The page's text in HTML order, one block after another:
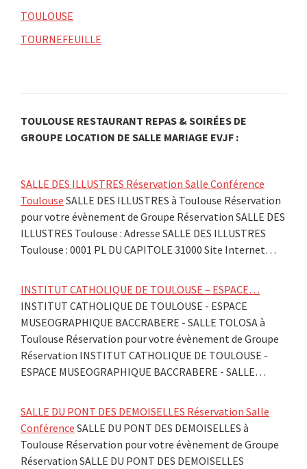
TOULOUSE
TOURNEFEUILLE
TOULOUSE RESTAURANT REPAS & SOIRÉES DE
GROUPE LOCATION DE SALLE MARIAGE EVJF :
SALLE DES ILLUSTRES Réservation Salle Conférence
Toulouse SALLE DES ILLUSTRES à Toulouse Réservation
pour votre évènement de Groupe Réservation SALLE DES
ILLUSTRES Toulouse : Adresse SALLE DES ILLUSTRES
Toulouse : 0001 PL DU CAPITOLE 31000 Site Internet…
INSTITUT CATHOLIQUE DE TOULOUSE – ESPACE…
INSTITUT CATHOLIQUE DE TOULOUSE - ESPACE
MUSEOGRAPHIQUE BACCRABERE - SALLE TOLOSA à
Toulouse Réservation pour votre évènement de Groupe
Réservation INSTITUT CATHOLIQUE DE TOULOUSE -
ESPACE MUSEOGRAPHIQUE BACCRABERE - SALLE…
SALLE DU PONT DES DEMOISELLES Réservation Salle
Conférence SALLE DU PONT DES DEMOISELLES à
Toulouse Réservation pour votre évènement de Groupe
Réservation SALLE DU PONT DES DEMOISELLES